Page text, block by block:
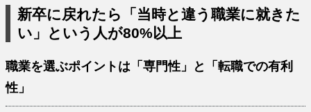
新卒に戻れたら「当時と違う職業に就きた
い」という人が80%以上
職業を選ぶポイントは「専門性」と「転職での有利
性」